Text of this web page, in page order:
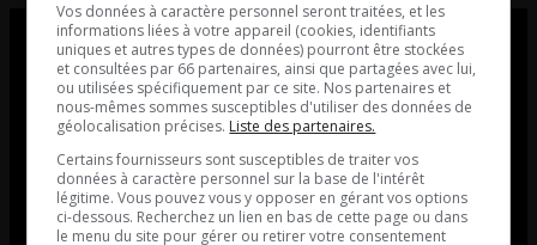
Vos données à caractère personnel seront traitées, et les
informations liées à votre appareil (cookies, identifiants
uniques et autres types de données) pourront être stockées
et consultées par 66 partenaires, ainsi que partagées avec lui,
ou utilisées spécifiquement par ce site. Nos partenaires et
nous-mêmes sommes susceptibles d'utiliser des données de
géolocalisation précises. Liste des partenaires.
Certains fournisseurs sont susceptibles de traiter vos
données à caractère personnel sur la base de l'intérêt
légitime. Vous pouvez vous y opposer en gérant vos options
ci-dessous. Recherchez un lien en bas de cette page ou dans
le menu du site pour gérer ou retirer votre consentement